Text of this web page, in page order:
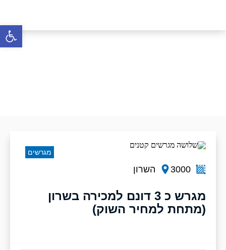
3000 השרון
מגרש כ 3 דונם למכירה בשרון
(מתחת למחיר השוק)
מגרשים
פתח